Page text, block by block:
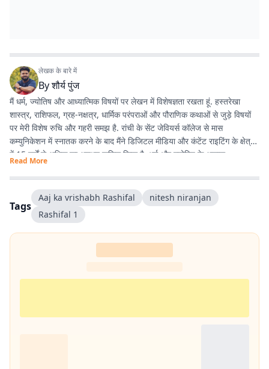
लेखक के बारे में
Byशौर्य पुंज
मैं धर्म, ज्योतिष और आध्यात्मिक विषयों पर लेखन में विशेषज्ञता रखता हूं. हस्तरेखा
शास्त्र, राशिफल, ग्रह-नक्षत्र, धार्मिक परंपराओं और पौराणिक कथाओं से जुड़े विषयों
पर मेरी विशेष रुचि और गहरी समझ है. रांची के सेंट जेवियर्स कॉलेज से मास
कम्युनिकेशन में स्नातक करने के बाद मैंने डिजिटल मीडिया और कंटेंट राइटिंग के क्षेत्र
में 15 वर्षों से अधिक का अनुभव हासिल किया है. धर्म और ज्योतिष के अलावा
एंटरटेनमेंट, लाइफस्टाइल और शिक्षा जैसे विषयों पर भी लगातार लेखन करता रहा हूं.
मेरी कोशिश रहती है कि जटिल विषयों को आसान, रोचक और भरोसेमंद तरीके से पाठकों
तक पहुंचाया जाए.
Read More
Tags
Aaj ka vrishabh Rashifal
nitesh niranjan
Rashifal​​​​​​​​​​​​​​​​ 1